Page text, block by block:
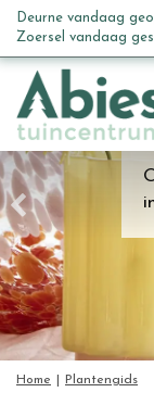
n
c
o
n
t
e
n
t
Home Plantengids
Deurne vandaag
Zoersel vandaag